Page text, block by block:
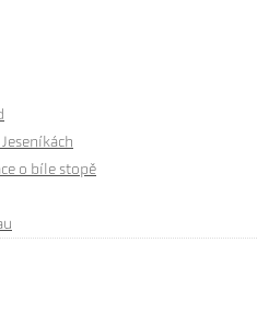
o bíle stopě